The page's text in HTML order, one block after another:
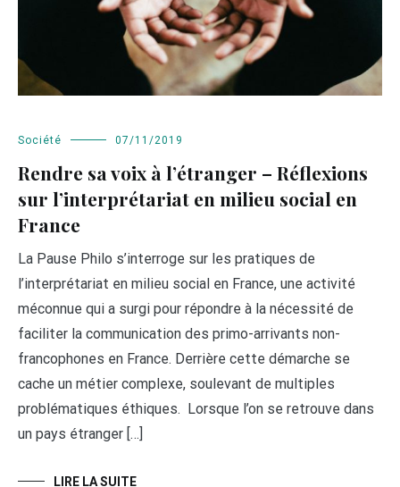
Société 07/11/2019
Rendre sa voix à l’étranger – Réflexions
sur l’interprétariat en milieu social en
France
La Pause Philo s’interroge sur les pratiques de
l’interprétariat en milieu social en France, une activité
méconnue qui a surgi pour répondre à la nécessité de
faciliter la communication des primo-arrivants non-
francophones en France. Derrière cette démarche se
cache un métier complexe, soulevant de multiples
problématiques éthiques. Lorsque l’on se retrouve dans
un pays étranger […]
LIRE LA SUITE